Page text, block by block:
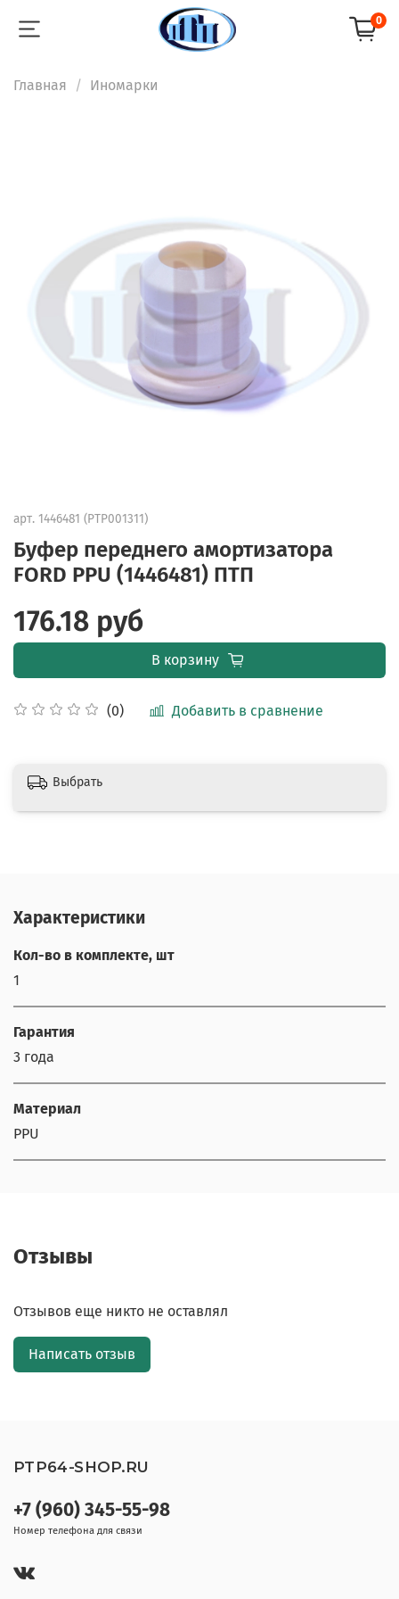
0
Главная Иномарки
арт. 1446481 (PTP001311)
Буфер переднего амортизатора
FORD PPU (1446481) ПТП
(0) Добавить в сравнение
176.18 руб
В корзину
Выбрать
Характеристики
Кол-во в комплекте, шт
1
Гарантия
3 года
Материал
PPU
Отзывы
Отзывов еще никто не оставлял
Написать отзыв
+7 (960) 345-55-98
Номер телефона для связи
PTP64-SHOP.RU